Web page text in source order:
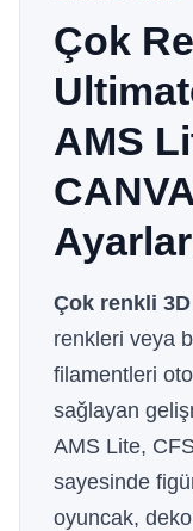
Çok
AMS
Çok renkli 3D
renkleri veya
filamentleri
sağlayan
AMS Lite,
sayesinde
oyuncak,